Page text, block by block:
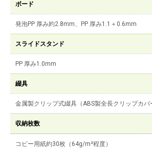
ボード
発泡PP 厚み約2.8mm、PP 厚み1.1＋0.6mm
スライドスタンド
PP 厚み1.0mm
綴具
金属製クリップ式綴具（ABS製全長クリップカバ
収納枚数
コピー用紙約30枚（64g/m²程度）